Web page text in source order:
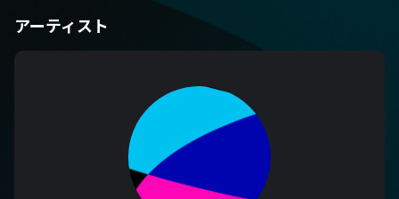
アーティスト